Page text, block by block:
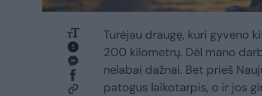
Turėjau draugę, kuri gyveno
200 kilometrų. Dėl mano
nelabai dažnai. Bet prieš
patogus laikotarpis, o ir jos